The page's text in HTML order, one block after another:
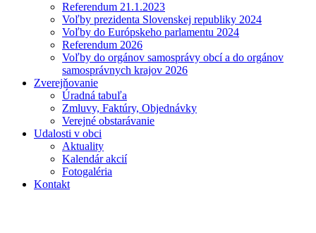
Referendum 21.1.2023
Voľby prezidenta Slovenskej republiky 2024
Voľby do Európskeho parlamentu 2024
Referendum 2026
Voľby do orgánov samosprávy obcí a do orgánov
samosprávnych krajov 2026
Zverejňovanie
Úradná tabuľa
Zmluvy, Faktúry, Objednávky
Verejné obstarávanie
Udalosti v obci
Aktuality
Kalendár akcií
Fotogaléria
Kontakt